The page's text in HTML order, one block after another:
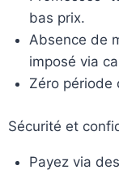
bas prix.
Absence de
imposé via
Zéro période
Sécurité et
Payez via